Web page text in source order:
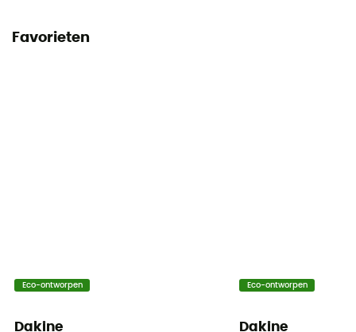
Favorieten
Eco-ontworpen
Dakine
Eco-ontworpen
Dakine